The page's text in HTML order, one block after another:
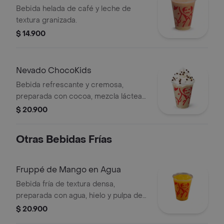
Bebida helada de café y leche de
textura granizada.
$ 14.900
Nevado ChocoKids
Bebida refrescante y cremosa,
preparada con cocoa, mezcla láctea
reducida en azúcar, decorada con
$ 20.900
Otras Bebidas Frías
Fruppé de Mango en Agua
Bebida fría de textura densa,
preparada con agua, hielo y pulpa de
mango. Contiene azúcar añadida.
$ 20.900